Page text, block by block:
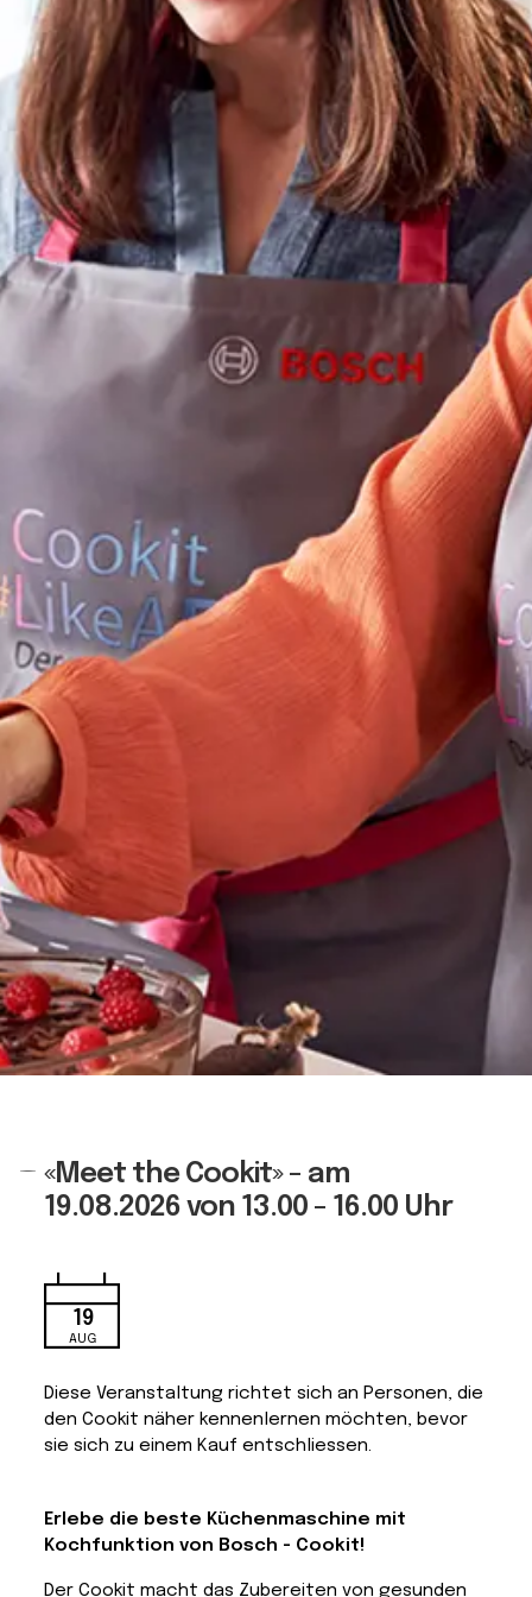
«Meet the Cookit» - am
19.08.2026 von 13.00 - 16.00 Uhr
19
AUG
Diese Veranstaltung richtet sich an Personen, die
den Cookit näher kennenlernen möchten, bevor
sie sich zu einem Kauf entschliessen.
Erlebe die beste Küchenmaschine mit
Kochfunktion von Bosch - Cookit!
Der Cookit macht das Zubereiten von gesunden